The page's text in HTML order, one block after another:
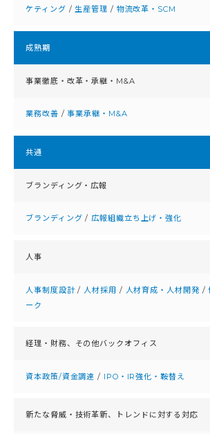
ケティング /生産管理 / 物流改革・SCM
成熟期
事業徹底・改⾰・承継・M&A
業務改善 /事業承継・M&A
共通
ブランディング・広報
ブランディング /広報組織立ち上げ・強化
人事
人事制度設計/ 人材採用 / 人材育成・人材開発/
ーク
経理・財務、 その他バックオフィス
資本政策/資金調達 / IPO・IR強化・鞍替え
新たな脅威・技術革新、 トレンドに対する対応